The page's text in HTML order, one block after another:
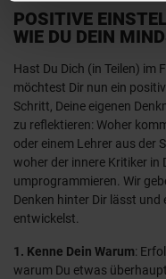
POSITIVE
WIE DU DEIN
Hast Du Dich (in Teilen) im
möchtest Dir nun ein
Schritt, Deine eigenen
zu reflektieren: Woher
oder einem Lehrer aus der
woher der innere Kritiker in
umprogrammieren. Wir
Denken hinter Dir lässt und
entwickelst.
1. Kenne Dein Warum:
warum Du etwas